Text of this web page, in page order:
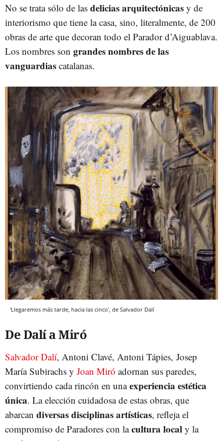
No se trata sólo de las delicias arquitectónicas y de
interiorismo que tiene la casa, sino, literalmente, de 200
obras de arte que decoran todo el Parador d’Aiguablava.
Los nombres son grandes nombres de las
vanguardias catalanas.
'Llegaremos más tarde, hacia las cinco', de Salvador Dalí
De Dalí a Miró
Salvador Dalí, Antoni Clavé, Antoni Tápies, Josep
María Subirachs y Joan Miró adornan sus paredes,
convirtiendo cada rincón en unaexperiencia estética
única. La elección cuidadosa de estas obras, que
abarcan diversas disciplinas artísticas, refleja el
compromiso de Paradores con lacultura local y la